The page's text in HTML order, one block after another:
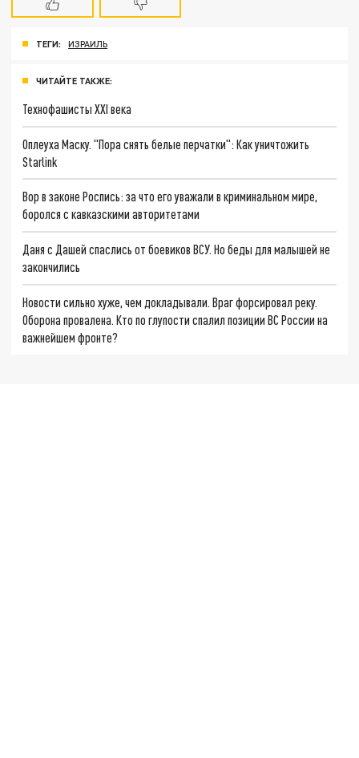
ТЕГИ: ИЗРАИЛЬ
ЧИТАЙТЕ ТАКЖЕ:
Технофашисты XXI века
Оплеуха Маску. "Пора снять белые перчатки": Как уничтожить
Starlink
Вор в законе Роспись: за что его уважали в криминальном мире,
боролся с кавказскими авторитетами
Даня с Дашей спаслись от боевиков ВСУ. Но беды для малышей не
закончились
Новости сильно хуже, чем докладывали. Враг форсировал реку.
Оборона провалена. Кто по глупости спалил позиции ВС России на
важнейшем фронте?